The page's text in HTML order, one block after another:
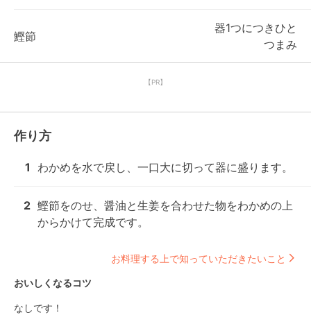
鰹節
器1つにつきひと
つまみ
【PR】
作り方
1 わかめを水で戻し、一口大に切って器に盛ります。
2 鰹節をのせ、醤油と生姜を合わせた物をわかめの上
からかけて完成です。
お料理する上で知っていただきたいこと
おいしくなるコツ
なしです！